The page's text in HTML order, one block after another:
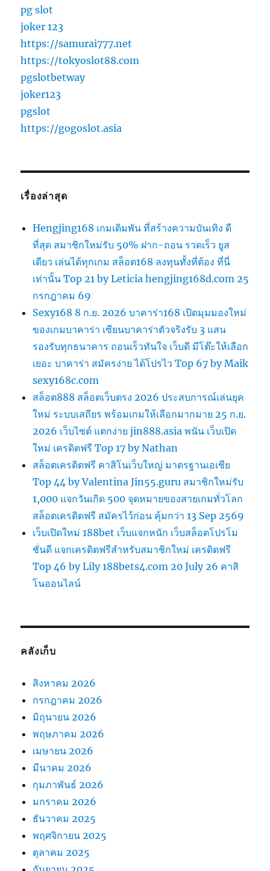
pg slot
joker 123
https://samurai777.net
https://tokyoslot88.com
pgslotbetway
joker123
pgslot
https://gogoslot.asia
เรื่องล่าสุด
Hengjing168 เกมเดิมพัน ที่สร้างความบันเทิง ดี
ที่สุด สมาชิกใหม่รับ 50% ฝาก-ถอน รวดเร็ว ยูส
เดียว เล่นได้ทุกเกม สล็อต168 ลงทุนทั้งที่ต้อง ที่นี่
เท่านั้น Top 21 by Leticia hengjing168d.com 25
กรกฎาคม 69
Sexy168 8 ก.ย. 2026 บาคาร่า168 เปิดมุมมองใหม่
ของเกมบาคาร่า เซียนบาคาร่าตัวจริงรับ 3 แสน
รองรับทุกธนาคาร ถอนเร็วทันใจ เว็บดี มีโต๊ะให้เลือก
เยอะ บาคาร่า สมัครง่าย ได้โปรไว Top 67 by Maik
sexy168c.com
สล็อต888 สล็อตเว็บตรง 2026 ประสบการณ์เล่นยุค
ใหม่ ระบบเสถียร พร้อมเกมให้เลือกมากมาย 25 ก.ย.
2026 เว็บไซต์ แตกง่าย jin888.asia พนัน เว็บเปิด
ใหม่ เครดิตฟรี Top 17 by Nathan
สล็อตเครดิตฟรี คาสิโนเว็บใหญ่ มาตรฐานเอเชีย
Top 44 by Valentina Jin55.guru สมาชิกใหม่รับ
1,000 แจกวันเกิด 500 จุดหมายของสายเกมทั่วโลก
สล็อตเครดิตฟรี สมัครไว้ก่อน คุ้มกว่า 13 Sep 2569
เว็บเปิดใหม่ 188bet เว็บแจกหนัก เว็บสล็อตโปรโม
ชั่นดี แจกเครดิตฟรีสำหรับสมาชิกใหม่ เครดิตฟรี
Top 46 by Lily 188bets4.com 20 July 26 คาสิ
โนออนไลน์
คลังเก็บ
สิงหาคม 2026
กรกฎาคม 2026
มิถุนายน 2026
พฤษภาคม 2026
เมษายน 2026
มีนาคม 2026
กุมภาพันธ์ 2026
มกราคม 2026
ธันวาคม 2025
พฤศจิกายน 2025
ตุลาคม 2025